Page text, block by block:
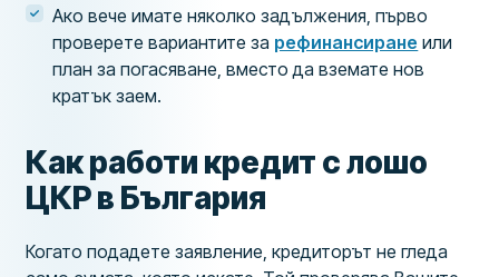
Ако вече имате няколко задължения, първо
проверете вариантите за рефинансиране или
план за погасяване, вместо да вземате нов
кратък заем.
Как работи кредит с лошо
ЦКР в България
Когато подадете заявление, кредиторът не гледа